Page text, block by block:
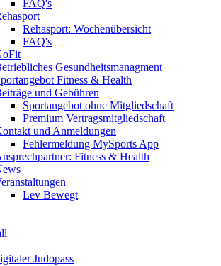
FAQ's
Rehasport: Wochenübersicht
FAQ's
Gesundheitsmanagment
Fitness & Health
und Gebühren
Sportangebot ohne Mitgliedschaft
Premium Vertragsmitgliedschaft
und Anmeldungen
Fehlermeldung MySports App
Fitness & Health
Lev Bewegt
Judopass